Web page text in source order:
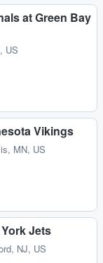
at Green Bay
US
Vikings
MN, US
Jets
NJ, US